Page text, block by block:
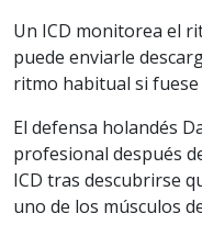
Un ICD monitorea el
puede enviarle
ritmo habitual si fuese
El defensa holandés
profesional después
ICD tras descubrirse
uno de los músculos